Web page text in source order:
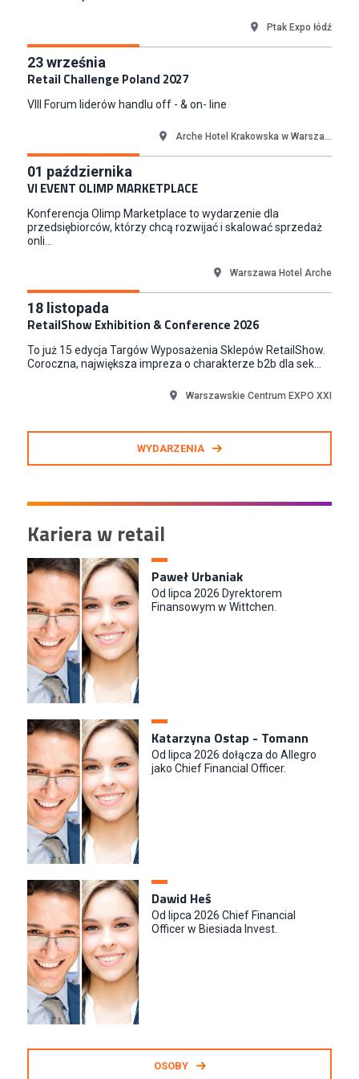
Warszawa
Młodszy Specjalista ds. Sprzedaży B2B (K/M/N)
Euro-net Sp. z o.o.
Key Account Manager
Skarbimierzyce
Content Creator (m/k)
Medicine
Junior RPA Developer (k/m)
TERG S.A.
Ptak Expo łódź
23września
Retail Challenge Poland 2027
VIII Forum liderów handlu off - & on- line
Arche Hotel Krakowska w Warsza...
01 października
VI EVENT OLIMP MARKETPLACE
Konferencja Olimp Marketplace to wydarzenie dla
przedsiębiorców, którzy chcą rozwijać i skalować sprzedaż
onli...
Warszawa Hotel Arche
18 listopada
RetailShow Exhibition & Conference 2026
To już 15 edycja Targów Wyposażenia Sklepów RetailShow.
Coroczna, największa impreza o charakterze b2b dla sek...
Warszawskie Centrum EXPO XXI
WYDARZENIA
Kariera w retail
Paweł Urbaniak
Od lipca 2026 Dyrektorem
Finansowym w Wittchen.
Katarzyna Ostap - Tomann
Od lipca 2026 dołącza do Allegro
jako Chief Financial Officer.
Dawid Heś
Od lipca 2026 Chief Financial
Officer w Biesiada Invest.
OSOBY